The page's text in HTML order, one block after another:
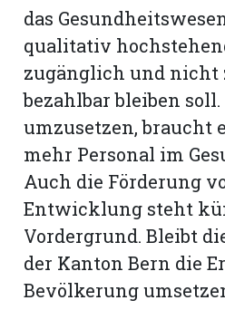
das
qualitativ
zugänglich und nicht
bezahlbar bleiben soll.
umzusetzen, braucht
mehr Personal im
Auch die Förderung
Entwicklung steht
Vordergrund. Bleibt
der Kanton Bern die
Bevölkerung